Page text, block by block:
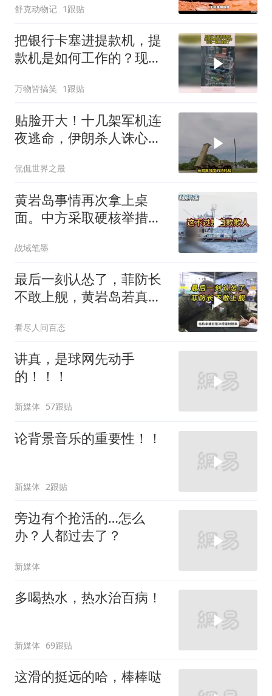
舒克动物记 1跟贴
把银行卡塞进提款机，提
款机是如何工作的？现场
万物皆搞笑 1跟贴
贴脸开大！十几架军机连
夜逃命，伊朗杀人诛心，
侃侃世界之最
黄岩岛事情再次拿上桌
面。中方采取硬核举措，
一起来听听
战域笔墨
最后一刻认怂了，菲防长
不敢上舰，黄岩岛若真打
看尽人间百态
讲真，是球网先动手
的！！！
新媒体 57跟贴
论背景音乐的重要性！！
新媒体 2跟贴
旁边有个抢活的…怎么
办？人都过去了？
新媒体
多喝热水，热水治百病！
新媒体 69跟贴
这滑的挺远的哈，棒棒哒